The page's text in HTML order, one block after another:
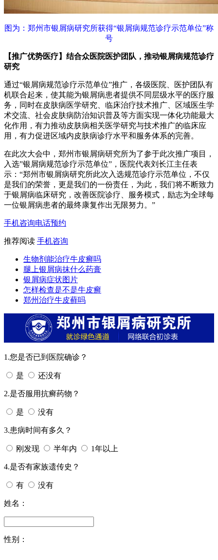
图为：郑州市银屑病研究所获得“银屑病规范诊疗示范单位”称
号
【推广优势医疗】结合众医院医护团队，推动银屑病规范诊疗
研究
通过“银屑病规范诊疗示范单位”推广，各级医院、医护团队有
机联合起来，使其能为银屑病患者提供不同层级水平的医疗服
务，同时在皮肤病医学研究、临床治疗技术推广、区域医生学
术交流、社会皮肤病防治知识普及等方面实现一体化功能最大
化作用，有力推动皮肤病相关医学研究与技术推广的临床应
用，有力促进区域内皮肤病诊疗水平和服务体系的完善。
在此次大会中，郑州市银屑病研究所为了参于此次推广项目，
入选”银屑病规范诊疗示范单位”，医院代表刘长江主任表
示：“郑州市银屑病研究所此次入选规范诊疗示范单位，不仅
是我们的荣誉，更是我们的一份责任，为此，我们将不断致力
于银屑病临床研究，改善医院诊疗、服务模式，励志为全球每
一位银屑病患者的最终康复作出无限努力。”
手机咨询电话预约
推荐阅读 手机咨询
生物剂能治疗牛皮癣吗
腿上银屑病抹什么药膏
银屑病症状图片
怎样检查是不是牛皮癣
郑州治疗牛皮藓吗
1.您是否已到医院确诊？
是 还没有
2.是否服用抗癣药物？
是 没有
3.患病时间有多久？
刚发现 半年内 1年以上
4.是否有家族遗传史？
有 没有
姓名：
性别：